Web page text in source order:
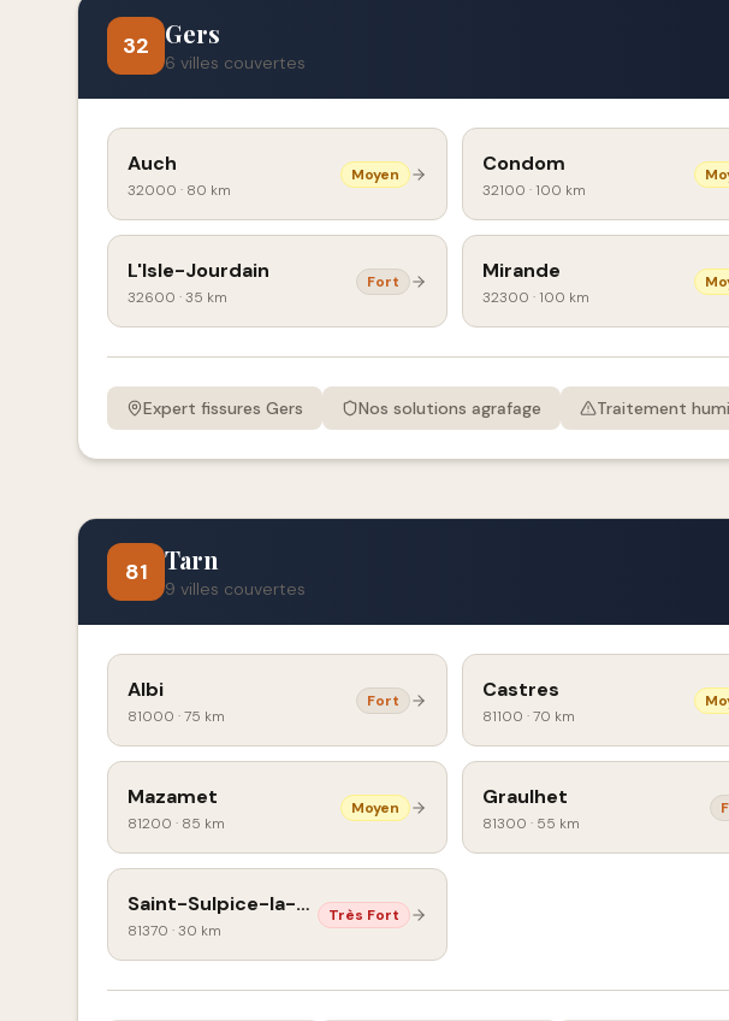
32 Gers
6 villes couvertes
Auch
32000 · 80 km
Moyen Condom
32100 · 100 km
L'Isle-Jourdain
32600 ·35 km
Fort Mirande
32300 · 100 km
Expert fissures Gers Nos solutions agrafage Traitement
81 Tarn
9 villes couvertes
Albi
81000 ·75 km
Fort Castres
81100 ·70 km
Mazamet
81200 · 85 km
Moyen Graulhet
81300 · 55 km
Saint-Sulpice-la-Pointe
81370 ·30 km
Très Fort